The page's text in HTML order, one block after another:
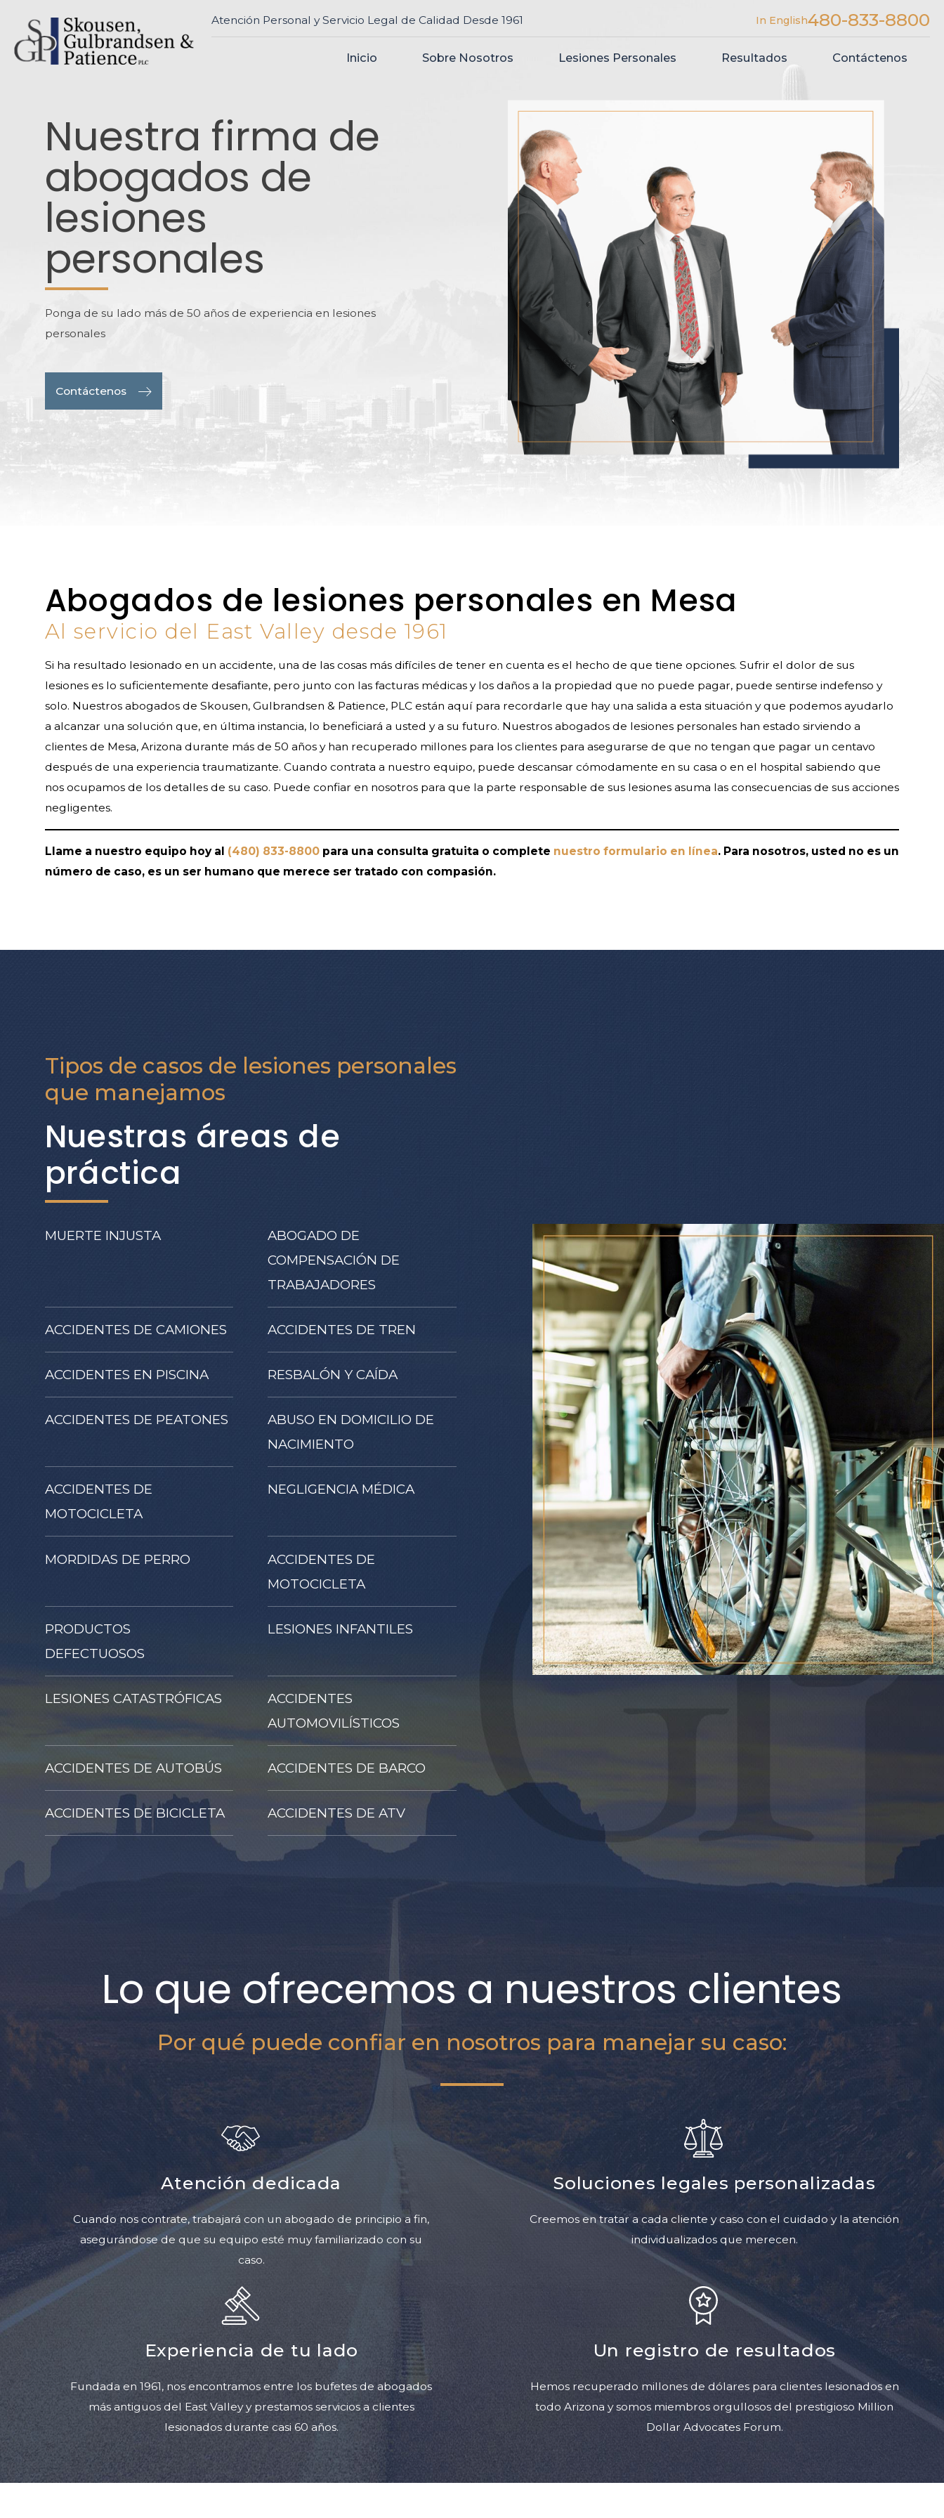
Atención Personal y Servicio Legal de Calidad Desde 1961 In English480-833-8800
Inicio Sobre Nosotros Lesiones Personales Resultados Contáctenos
Nuestra firma de
abogados de
lesiones
personales
Ponga de su lado más de 50 años de experiencia en lesiones
personales
Contáctenos
Abogados de lesiones personales en Mesa
Al servicio del East Valley desde 1961
Si ha resultado lesionado en un accidente, una de las cosas más difíciles de tener en cuenta es el hecho de que tiene opciones. Sufrir el dolor de sus
lesiones es lo suficientemente desafiante, pero junto con las facturas médicas y los daños a la propiedad que no puede pagar, puede sentirse indefenso y
solo. Nuestros abogados de Skousen, Gulbrandsen & Patience, PLC están aquí para recordarle que hay una salida a esta situación y que podemos ayudarlo
a alcanzar una solución que, en última instancia, lo beneficiará a usted y a su futuro. Nuestros abogados de lesiones personales han estado sirviendo a
clientes de Mesa, Arizona durante más de 50 años y han recuperado millones para los clientes para asegurarse de que no tengan que pagar un centavo
después de una experiencia traumatizante. Cuando contrata a nuestro equipo, puede descansar cómodamente en su casa o en el hospital sabiendo que
nos ocupamos de los detalles de su caso. Puede confiar en nosotros para que la parte responsable de sus lesiones asuma las consecuencias de sus acciones
negligentes.
Llame a nuestro equipo hoy al (480) 833-8800 para una consulta gratuita o complete nuestro formulario en línea. Para nosotros, usted no es un
número de caso, es un ser humano que merece ser tratado con compasión.
Tipos de casos de lesiones personales
que manejamos
Nuestras áreas de
práctica
MUERTE INJUSTA
ABOGADO DE
COMPENSACIÓN DE
TRABAJADORES
ACCIDENTES DE CAMIONES ACCIDENTES DE TREN
ACCIDENTES EN PISCINA RESBALÓN Y CAÍDA
ACCIDENTES DE PEATONES
ABUSO EN DOMICILIO DE
NACIMIENTO
ACCIDENTES DE
MOTOCICLETA
NEGLIGENCIA MÉDICA
MORDIDAS DE PERRO
ACCIDENTES DE
MOTOCICLETA
PRODUCTOS
DEFECTUOSOS
LESIONES INFANTILES
LESIONES CATASTRÓFICAS
ACCIDENTES
AUTOMOVILÍSTICOS
ACCIDENTES DE AUTOBÚS ACCIDENTES DE BARCO
ACCIDENTES DE BICICLETA ACCIDENTES DE ATV
Lo que ofrecemos a nuestros clientes
Por qué puede confiar en nosotros para manejar su caso:
Atención dedicada
Cuando nos contrate, trabajará con un abogado de principio a fin,
asegurándose de que su equipo esté muy familiarizado con su
caso.
Soluciones legales personalizadas
Creemos en tratar a cada cliente y caso con el cuidado y la atención
individualizados que merecen.
Experiencia de tu lado
Fundada en 1961, nos encontramos entre los bufetes de abogados
más antiguos del East Valley y prestamos servicios a clientes
lesionados durante casi 60 años.
Un registro de resultados
Hemos recuperado millones de dólares para clientes lesionados en
todo Arizona y somos miembros orgullosos del prestigioso Million
Dollar Advocates Forum.